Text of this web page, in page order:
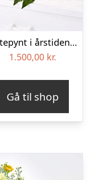
Kistepynt i årstidens blomster – Blomster til begravelse
1.500,00 kr.
Gå til shop